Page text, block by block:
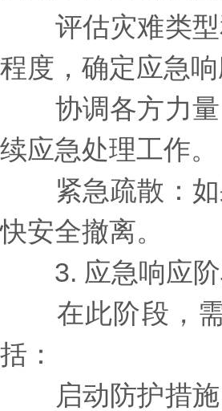
评估灾难类型
程度，确定应急响
协调各方力量
续应急处理工作。
紧急疏散：如
快安全撤离。
3. 应急响应阶
在此阶段，需
括：
启动防护措施